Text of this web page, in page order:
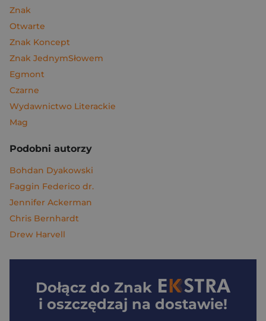
Znak
Otwarte
Znak Koncept
Znak JednymSłowem
Egmont
Czarne
Wydawnictwo Literackie
Mag
Podobni autorzy
Bohdan Dyakowski
Faggin Federico dr.
Jennifer Ackerman
Chris Bernhardt
Drew Harvell
Dołącz do Znak
i oszczędzaj na dostawie!